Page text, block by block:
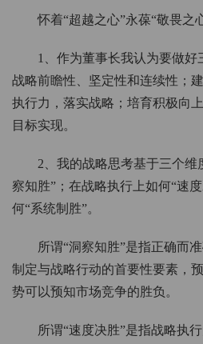
怀着“超越之心”永葆“敬畏之
1、作为董事长我认为要做
战略前瞻性、坚定性和连续性；
执行力，落实战略；培育积极向
目标实现。
2、我的战略思考基于三个维
察知胜”；在战略执行上如何“速
何“系统制胜”。
所谓“洞察知胜”是指正确而
制定与战略行动的首要性要素，
势可以预知市场竞争的胜负。
所谓“速度决胜”是指战略执